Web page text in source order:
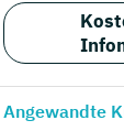
Angewandte